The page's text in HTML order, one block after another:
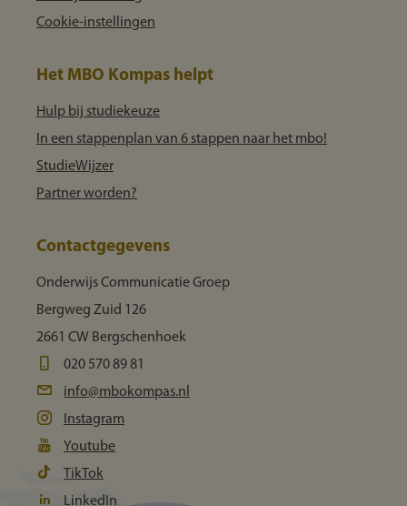
Cookie-instellingen
Het MBO Kompas helpt
Hulp bij studiekeuze
In een stappenplan van 6 stappen naar het mbo!
StudieWijzer
Partner worden?
Contactgegevens
Onderwijs Communicatie Groep
Bergweg Zuid 126
2661 CW Bergschenhoek
020 570 89 81
info@mbokompas.nl
Instagram
Youtube
TikTok
LinkedIn